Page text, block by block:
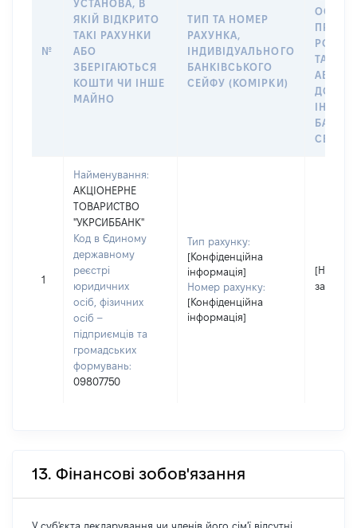
№
УСТАНОВА, В
ЯКІЙ ВІДКРИТО
ТАКІ РАХУНКИ
АБО
ЗБЕРІГАЮТЬСЯ
КОШТИ ЧИ ІНШЕ
МАЙНО
ТИП ТА НОМЕР
РАХУНКА,
ІНДИВІДУАЛЬНОГО
БАНКІВСЬКОГО
СЕЙФУ (КОМІРКИ)
ПРАВО
ТАКИМ
АБО
ДО
СЕЙФУ
1
Найменування:
АКЦІОНЕРНЕ
ТОВАРИСТВО
"УКРСИББАНК"
Код в Єдиному
державному
реєстрі
юридичних
осіб, фізичних
осіб –
підприємців та
громадських
формувань:
09807750
Тип рахунку:
[Конфіденційна
інформація]
Номер рахунку:
[Конфіденційна
інформація]
[Не
13. Фінансові зобов'язання
У суб'єкта декларування чи членів його сім'ї відсутні